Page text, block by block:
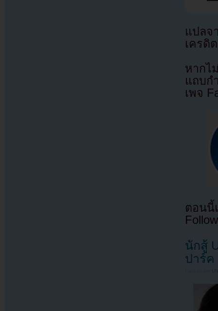
แปล
เครดิ
หากไ
แถบก
เพจ
ตอนนี้
นักสู้
ปาร์ค